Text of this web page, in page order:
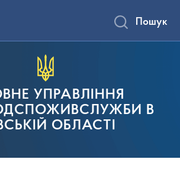
УПРАВЛІННЯ
В
ОБЛАСТІ
Пошук